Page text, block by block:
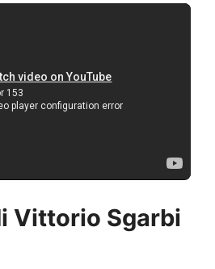
Vittorio Sgarbi